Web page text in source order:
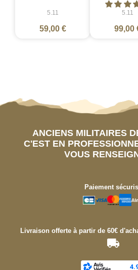
5.11
59,00 €
5.11
99,00
ANCIENS MILITAIRES
C'EST EN
VOUS
Paiement
Livraison offerte à partir de 60€